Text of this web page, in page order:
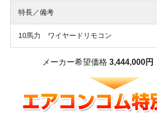
特長／備考
10馬力 ワイヤードリモコン
メーカー希望価格 3,444,000円